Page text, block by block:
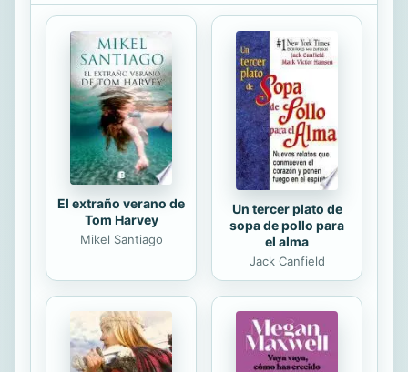
en las dos próximas decadas y de
sus elementos motores. Se
contempla un doble marco de
análisis y diseño y, a partir de una
tecnología común -la tecnología
CMOS y sus variantes (SOI,
BICMOS)-, se encuadran las
principales secciones...
El extraño verano de
Tom Harvey
Mikel Santiago
Un tercer plato de
sopa de pollo para
el alma
Jack Canfield